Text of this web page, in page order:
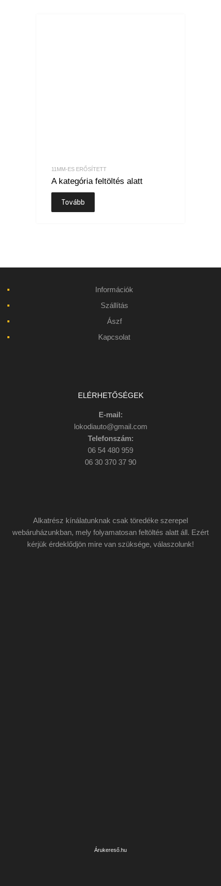
11MM-ES ERŐSÍTETT
A kategória feltöltés alatt
Tovább
Információk
Szállítás
Ászf
Kapcsolat
ELÉRHETŐSÉGEK
E-mail:
lokodiauto@gmail.com
Telefonszám:
06 54 480 959
06 30 370 37 90
Alkatrész kínálatunknak csak töredéke szerepel
webáruházunkban, mely folyamatosan feltöltés alatt áll. Ezért
kérjük érdeklődjön mire van szüksége, válaszolunk!
Árukereső.hu